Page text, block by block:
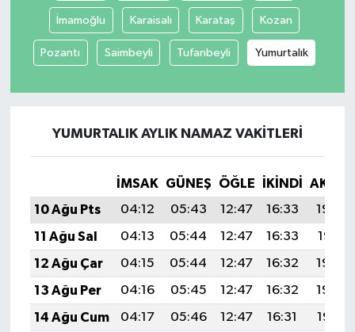
İmamoğlu Karaisalı Karataş Kozan
Pozantı Saimbeyli Tufanbeyli Yumurtalık
YUMURTALIK AYLIK NAMAZ VAKITLERI
İMSAK GÜNEŞ ÖĞLE İKINDI
10 Ağu Pts
04:12 05:43 12:47 16:33
19:42
11 Ağu Sal
04:13 05:44 12:47 16:33
19:41
12 Ağu Çar
04:15 05:44 12:47 16:32
19:40
13 Ağu Per
04:16 05:45 12:47 16:32
19:39
14 Ağu Cum
04:17 05:46 12:47 16:31
19:37